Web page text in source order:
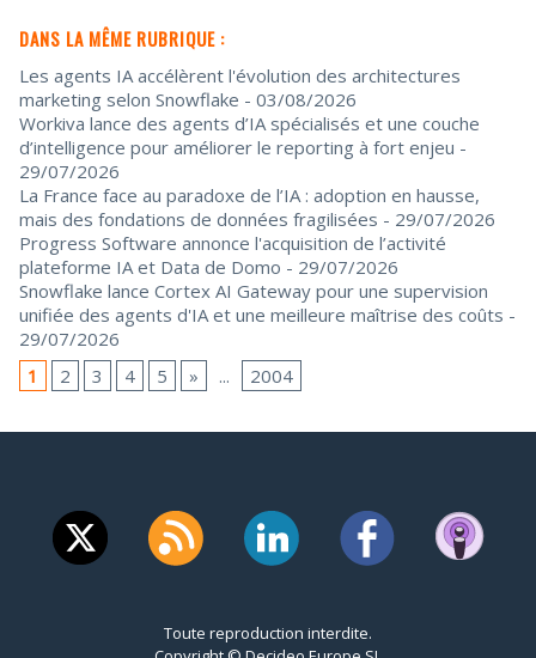
DANS LA MÊME RUBRIQUE :
Les agents IA accélèrent l'évolution des architectures
marketing selon Snowflake - 03/08/2026
Workiva lance des agents d’IA spécialisés et une couche
d’intelligence pour améliorer le reporting à fort enjeu -
29/07/2026
La France face au paradoxe de l’IA : adoption en hausse,
mais des fondations de données fragilisées - 29/07/2026
Progress Software annonce l'acquisition de l’activité
plateforme IA et Data de Domo - 29/07/2026
Snowflake lance Cortex AI Gateway pour une supervision
unifiée des agents d'IA et une meilleure maîtrise des coûts -
29/07/2026
1
2 3 4 5 » ... 2004
Toute reproduction interdite.